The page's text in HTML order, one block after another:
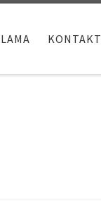
KONTAKT